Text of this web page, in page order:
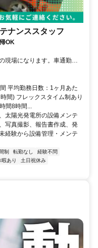
ナンススタッフ
OK
現場になります。車通勤
平均勤務日数：1ヶ月あた
間) フレックスタイム制あり
間8時間...
太陽光発電所の設備メンテ
写真撮影、報告書作成、発
経験から設備管理・メンテ
制 転勤なし
経験不問
暇あり
土日祝休み